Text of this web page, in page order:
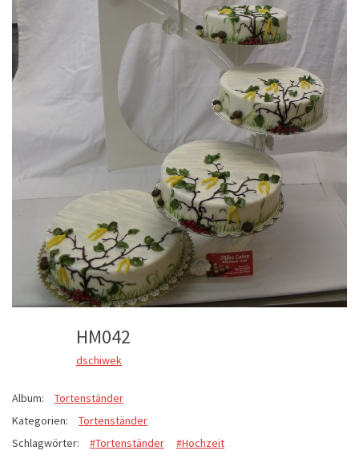
HM042
dschiwek
Album:
Tortenständer
Kategorien:
Tortenständer
Schlagwörter:
#Tortenständer #Hochzeit